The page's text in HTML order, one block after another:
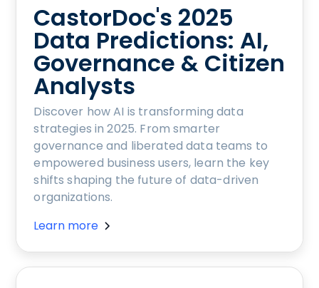
CastorDoc's 2025
Data Predictions: AI,
Governance & Citizen
Analysts
Discover how AI is transforming data
strategies in 2025. From smarter
governance and liberated data teams to
empowered business users, learn the key
shifts shaping the future of data-driven
organizations.
Learn more